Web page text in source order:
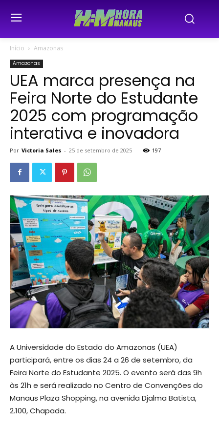
Início Amazonas
Amazonas
UEA marca presença na
Feira Norte do Estudante
2025 com programação
interativa e inovadora
Por Victoria Sales - 25 de setembro de 2025 197
A Universidade do Estado do Amazonas (UEA)
participará, entre os dias 24 a 26 de setembro, da
Feira Norte do Estudante 2025. O evento será das 9h
às 21h e será realizado no Centro de Convenções do
Manaus Plaza Shopping, na avenida Djalma Batista,
2.100, Chapada.